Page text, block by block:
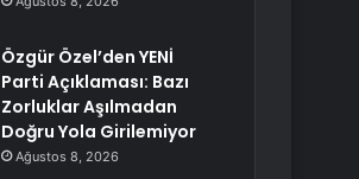
Özgür Özel’den YENİ
Parti Açıklaması: Bazı
Zorluklar Aşılmadan
Doğru Yola Girilemiyor
Ağustos 8, 2026